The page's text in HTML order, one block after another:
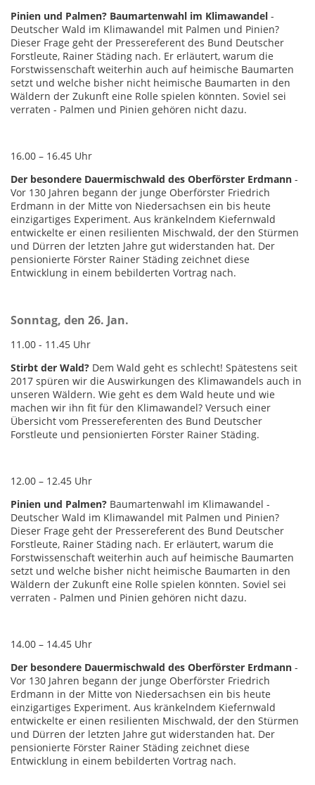
Pinien und Palmen? Baumartenwahl im Klimawandel -
Deutscher Wald im Klimawandel mit Palmen und Pinien?
Dieser Frage geht der Pressereferent des Bund Deutscher
Forstleute, Rainer Städing nach. Er erläutert, warum die
Forstwissenschaft weiterhin auch auf heimische Baumarten
setzt und welche bisher nicht heimische Baumarten in den
Wäldern der Zukunft eine Rolle spielen könnten. Soviel sei
verraten - Palmen und Pinien gehören nicht dazu.
16.00 – 16.45 Uhr
Der besondere Dauermischwald des Oberförster Erdmann -
Vor 130 Jahren begann der junge Oberförster Friedrich
Erdmann in der Mitte von Niedersachsen ein bis heute
einzigartiges Experiment. Aus kränkelndem Kiefernwald
entwickelte er einen resilienten Mischwald, der den Stürmen
und Dürren der letzten Jahre gut widerstanden hat. Der
pensionierte Förster Rainer Städing zeichnet diese
Entwicklung in einem bebilderten Vortrag nach.
Sonntag, den 26. Jan.
11.00 - 11.45 Uhr
Stirbt der Wald? Dem Wald geht es schlecht! Spätestens seit
2017 spüren wir die Auswirkungen des Klimawandels auch in
unseren Wäldern. Wie geht es dem Wald heute und wie
machen wir ihn fit für den Klimawandel? Versuch einer
Übersicht vom Pressereferenten des Bund Deutscher
Forstleute und pensionierten Förster Rainer Städing.
12.00 – 12.45 Uhr
Pinien und Palmen? Baumartenwahl im Klimawandel -
Deutscher Wald im Klimawandel mit Palmen und Pinien?
Dieser Frage geht der Pressereferent des Bund Deutscher
Forstleute, Rainer Städing nach. Er erläutert, warum die
Forstwissenschaft weiterhin auch auf heimische Baumarten
setzt und welche bisher nicht heimische Baumarten in den
Wäldern der Zukunft eine Rolle spielen könnten. Soviel sei
verraten - Palmen und Pinien gehören nicht dazu.
14.00 – 14.45 Uhr
Der besondere Dauermischwald des Oberförster Erdmann -
Vor 130 Jahren begann der junge Oberförster Friedrich
Erdmann in der Mitte von Niedersachsen ein bis heute
einzigartiges Experiment. Aus kränkelndem Kiefernwald
entwickelte er einen resilienten Mischwald, der den Stürmen
und Dürren der letzten Jahre gut widerstanden hat. Der
pensionierte Förster Rainer Städing zeichnet diese
Entwicklung in einem bebilderten Vortrag nach.